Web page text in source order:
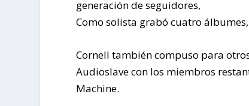
generación de seguidores,
Como solista grabó cuatro
Cornell también compuso para
Audioslave con los miembros
Machine.